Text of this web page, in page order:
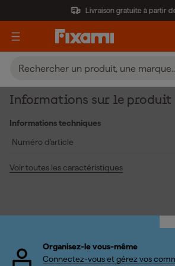
Livraison gratuite à partir
Informations sur le produit
Informations techniques
Numéro d'article
Voir toutes les caractéristiques
Organisez-le vous-même
Connectez-vous et gérez vos